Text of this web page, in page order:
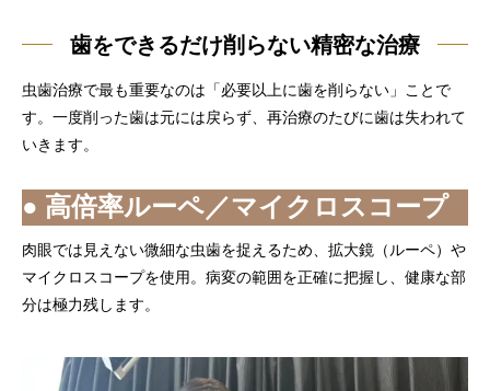
歯をできるだけ削らない精密な治療
虫歯治療で最も重要なのは「必要以上に歯を削らない」ことで
す。一度削った歯は元には戻らず、再治療のたびに歯は失われて
いきます。
● 高倍率ルーペ／マイクロスコープ
肉眼では見えない微細な虫歯を捉えるため、拡大鏡（ルーペ）や
マイクロスコープを使用。病変の範囲を正確に把握し、健康な部
分は極力残します。